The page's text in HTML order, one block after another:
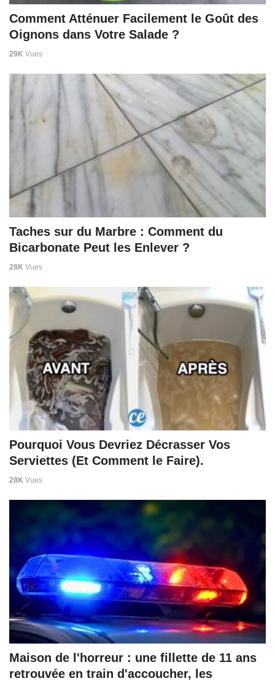
Comment Atténuer Facilement le Goût des
Oignons dans Votre Salade ?
29K Vues
Taches sur du Marbre : Comment du
Bicarbonate Peut les Enlever ?
28K Vues
Pourquoi Vous Devriez Décrasser Vos
Serviettes (Et Comment le Faire).
28K Vues
Maison de l'horreur : une fillette de 11 ans
retrouvée en train d'accoucher, les